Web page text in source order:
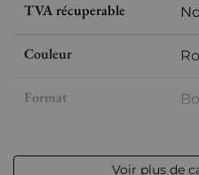
TVA récuperable
Couleur
Format
Voir plus de